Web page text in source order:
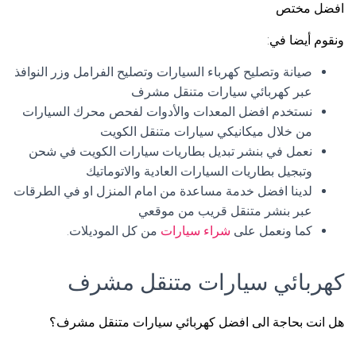
افضل مختص
ونقوم أيضا في:
صيانة وتصليح كهرباء السيارات وتصليح الفرامل وزر النوافذ
عبر كهربائي سيارات متنقل مشرف
نستخدم افضل المعدات والأدوات لفحص محرك السيارات
من خلال ميكانيكي سيارات متنقل الكويت
نعمل في بنشر تبديل بطاريات سيارات الكويت في شحن
وتبجيل بطاريات السيارات العادية والاتوماتيك
لدينا افضل خدمة مساعدة من امام المنزل او في الطرقات
عبر بنشر متنقل قريب من موقعي
كما ونعمل على شراء سيارات من كل الموديلات.
كهربائي سيارات متنقل مشرف
هل انت بحاجة الى افضل كهربائي سيارات متنقل مشرف؟